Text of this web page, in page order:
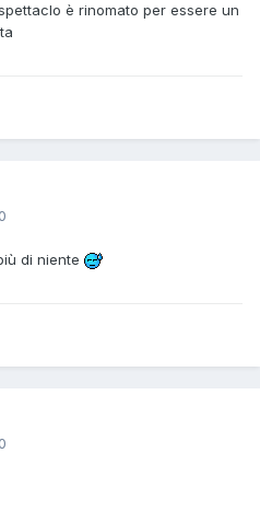
è rinomato per essere un
di niente